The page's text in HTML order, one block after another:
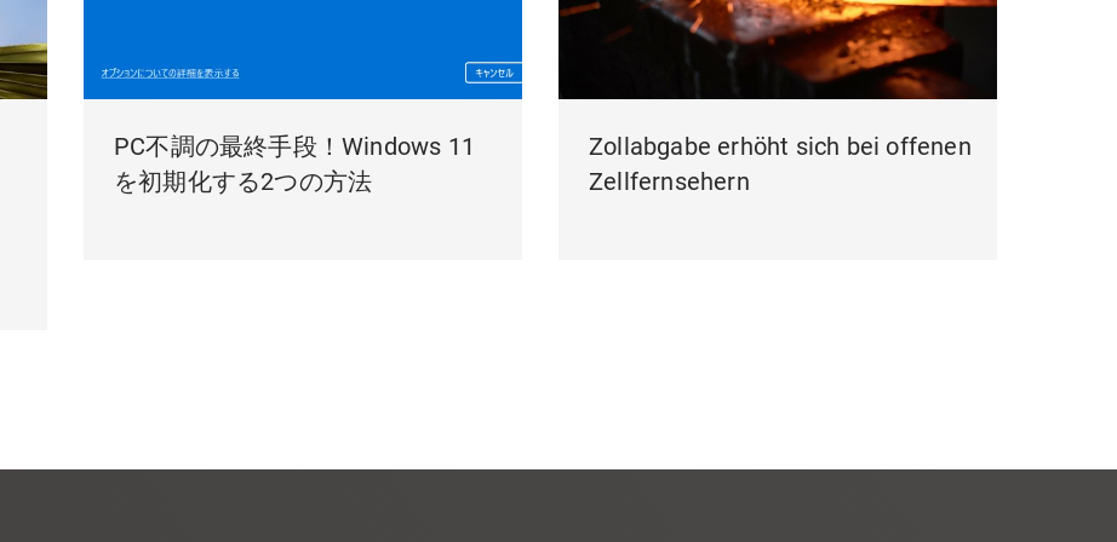
PC不調の最終手段！Windows 11
を初期化する2つの方法
Zollabgabe erhöht sich bei offenen
Zellfernsehern